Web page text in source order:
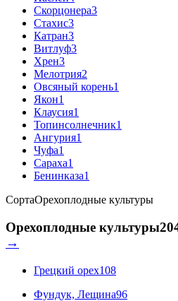
Скорцонера3
Стахис3
Катран3
Витлуф3
Хрен3
Мелотрия2
Овсяный корень1
Якон1
Клаусия1
Топинсолнечник1
Ангурия1
Чуфа1
Сараха1
Бенинказа1
СортаОрехоплодные культуры
Орехоплодные культуры
→
Грецкий орех108
Фундук, Лещина96